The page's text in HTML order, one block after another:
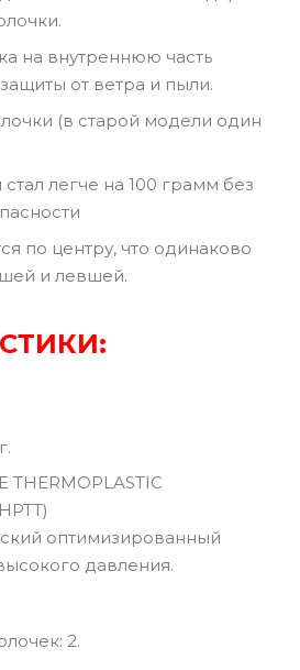
на внутреннюю часть
от ветра и пыли.
(в старой модели один
легче на 100 грамм без
по центру, что одинаково
и левшей.
THERMOPLASTIC
оптимизированный
давления.
2.